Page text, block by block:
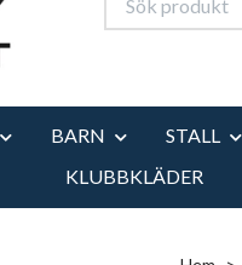
BARN STALL
KLUBBKLÄDER